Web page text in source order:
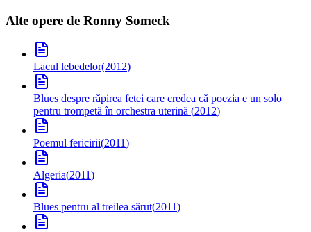
Alte opere de Ronny Someck
Lacul lebedelor(2012)
Blues despre răpirea fetei care credea că poezia e un solo
pentru trompetă în orchestra uterină (2012)
Poemul fericirii(2011)
Algeria(2011)
Blues pentru al treilea sărut(2011)